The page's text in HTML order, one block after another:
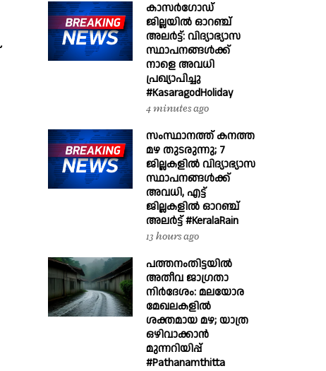
കാസർഗോഡ്
ജില്ലയിൽ ഓറഞ്ച്
അലർട്ട്: വിദ്യാഭ്യാസ
സ്ഥാപനങ്ങൾക്ക്
നാളെ അവധി
പ്രഖ്യാപിച്ചു
#KasaragodHoliday
4 minutes ago
സംസ്ഥാനത്ത് കനത്ത
മഴ തുടരുന്നു; 7
ജില്ലകളിൽ വിദ്യാഭ്യാസ
സ്ഥാപനങ്ങൾക്ക്
അവധി, എട്ട്
ജില്ലകളിൽ ഓറഞ്ച്
അലർട്ട് #KeralaRain
13 hours ago
പത്തനംതിട്ടയിൽ
അതീവ ജാഗ്രതാ
നിർദേശം: മലയോര
മേഖലകളിൽ
ശക്തമായ മഴ; യാത്ര
ഒഴിവാക്കാൻ
മുന്നറിയിപ്പ്
#Pathanamthitta